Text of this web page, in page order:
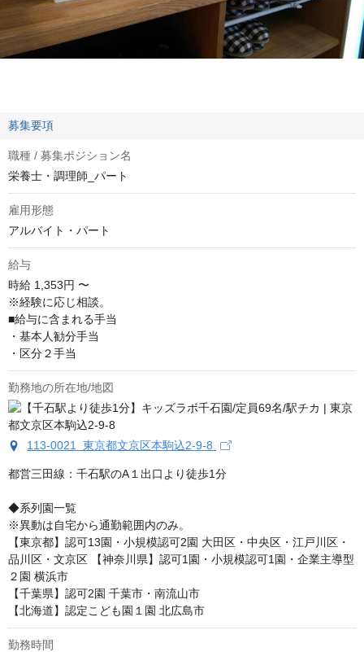
募集要項
職種 / 募集ポジション名
栄養士・調理師_パート
雇用形態
アルバイト・パート
給与
時給 1,353円 〜
※経験に応じ相談。
■給与に含まれる手当
・基本人勧分手当
・区分２手当
勤務地の所在地/地図
113-0021 東京都文京区本駒込2-9-8
都営三田線：千石駅のA１出口より徒歩1分
◆系列園一覧
※異動は自宅から通勤範囲内のみ。
【東京都】認可13園・小規模認可2園 大田区・中央区・江戸川区・
品川区・文京区 【神奈川県】認可1園・小規模認可1園・企業主導型
２園 横浜市
【千葉県】認可2園 千葉市・南流山市
【北海道】認定こども園１園 北広島市
勤務時間